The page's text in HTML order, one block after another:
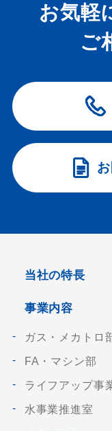
お気軽
ご
当社の特長
事業内容
ガス・メカトロ
FA・マシン部
ライフアップ事
水事業推進室